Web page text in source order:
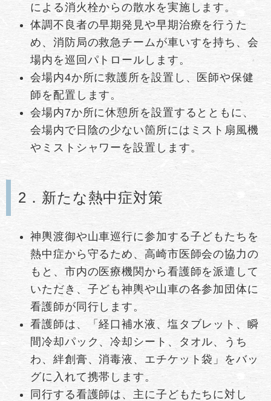
による消火栓からの散水を実施します。
体調不良者の早期発見や早期治療を行うた
め、消防局の救急チームが車いすを持ち、会
場内を巡回パトロールします。
会場内4か所に救護所を設置し、医師や保健
師を配置します。
会場内7か所に休憩所を設置するとともに、
会場内で日陰の少ない箇所にはミスト扇風機
やミストシャワーを設置します。
2．新たな熱中症対策
神輿渡御や山車巡行に参加する子どもたちを
熱中症から守るため、高崎市医師会の協力の
もと、市内の医療機関から看護師を派遣して
いただき、子ども神輿や山車の各参加団体に
看護師が同行します。
看護師は、「経口補水液、塩タブレット、瞬
間冷却パック、冷却シート、タオル、うち
わ、絆創膏、消毒液、エチケット袋」をバッ
グに入れて携帯します。
同行する看護師は、主に子どもたちに対し